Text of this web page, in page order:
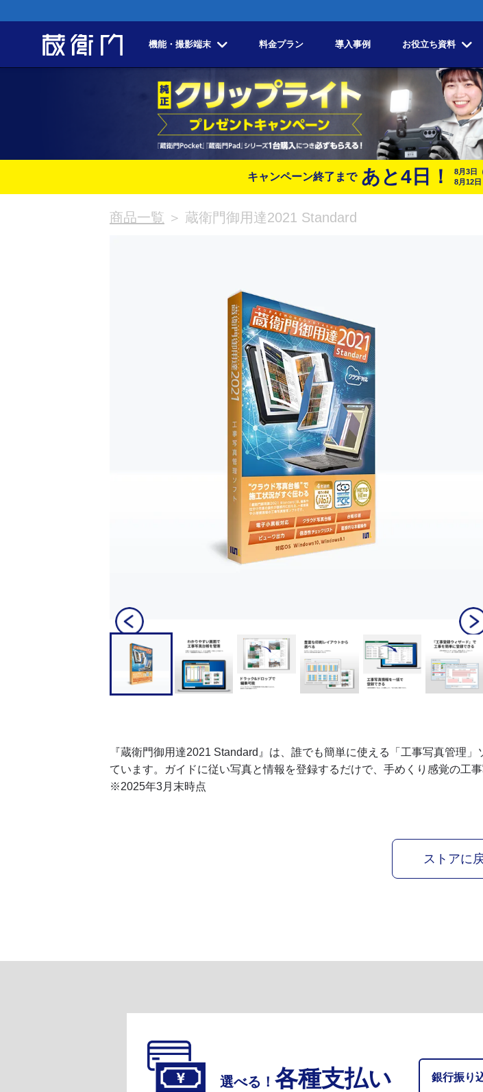
機能・撮影端末 料金プラン 導入事例 お役立ち資料
キャンペーン終了まで あと4日！ 8月3日
8月12日
商品一覧 ＞ 蔵衛門御用達2021 Standard
Item
1
『蔵衛門御用達2021 Standard』は、誰でも簡単に使える「工事写真管理
ています。ガイドに従い写真と情報を登録するだけで、手めくり感覚の
※2025年3月末時点
ストアに
選べる！ 各種支払い 銀行振り